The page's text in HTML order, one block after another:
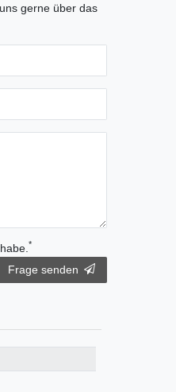
gerne über das
*
Frage senden